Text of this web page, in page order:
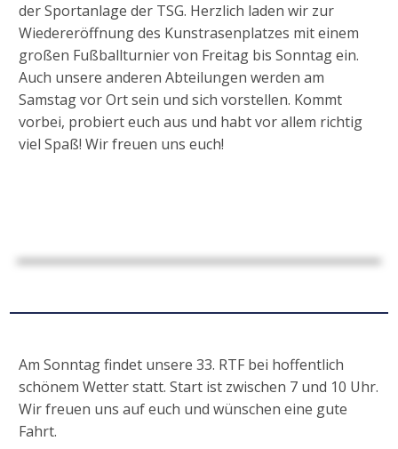
der Sportanlage der TSG. Herzlich laden wir zur
Wiedereröffnung des Kunstrasenplatzes mit einem
großen Fußballturnier von Freitag bis Sonntag ein.
Auch unsere anderen Abteilungen werden am
Samstag vor Ort sein und sich vorstellen. Kommt
vorbei, probiert euch aus und habt vor allem richtig
viel Spaß! Wir freuen uns euch!
Am Sonntag findet unsere 33. RTF bei hoffentlich
schönem Wetter statt. Start ist zwischen 7 und 10 Uhr.
Wir freuen uns auf euch und wünschen eine gute
Fahrt.